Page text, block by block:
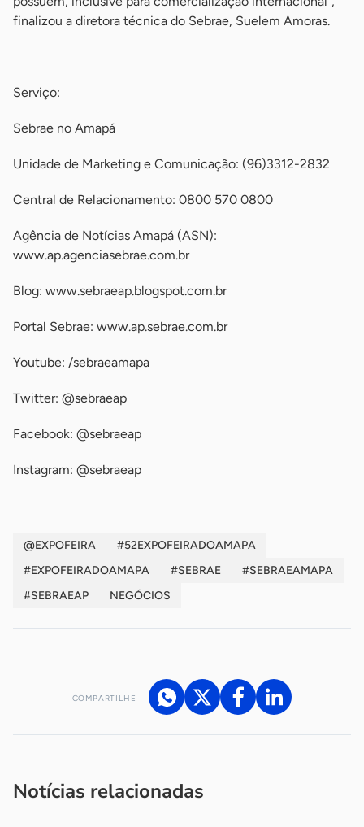
finalizou a diretora técnica do Sebrae, Suelem Amoras.
Serviço:
Sebrae no Amapá
Unidade de Marketing e Comunicação: (96)3312-2832
Central de Relacionamento: 0800 570 0800
Agência de Notícias Amapá (ASN):
www.ap.agenciasebrae.com.br
Blog: www.sebraeap.blogspot.com.br
Portal Sebrae: www.ap.sebrae.com.br
Youtube: /sebraeamapa
Twitter: @sebraeap
Facebook: @sebraeap
Instagram: @sebraeap
@EXPOFEIRA
#52EXPOFEIRADOAMAPA
#EXPOFEIRADOAMAPA
#SEBRAE
#SEBRAEAMAPA
#SEBRAEAP
NEGÓCIOS
COMPARTILHE
Notícias relacionadas